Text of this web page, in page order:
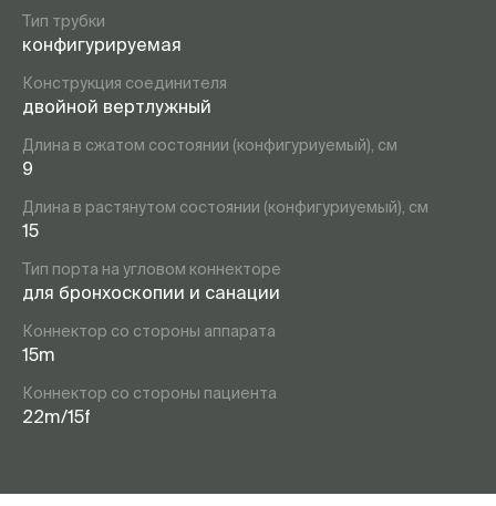
Тип трубки
конфигурируемая
Конструкция соединителя
двойной вертлужный
Длина в сжатом состоянии (конфигуриуемый), см
9
Длина в растянутом состоянии (конфигуриуемый), см
15
Тип порта на угловом коннекторе
для бронхоскопии и санации
Коннектор со стороны аппарата
15m
Коннектор со стороны пациента
22m/15f